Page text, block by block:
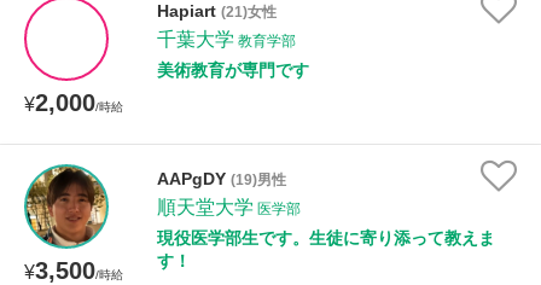
¥2,000/時給
Hapiart (21)女性
千葉大学 教育学部
美術教育が専門です
¥3,500/時給
AAPgDY (19)男性
順天堂大学 医学部
現役医学部生です。生徒に寄り添って教えま
す！